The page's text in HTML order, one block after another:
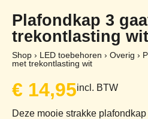
Plafondkap 3
trekontlasting wit
Shop › LED toebehoren › Overig ›
met trekontlasting wit
€ 14,95incl. BTW
Deze mooie strakke